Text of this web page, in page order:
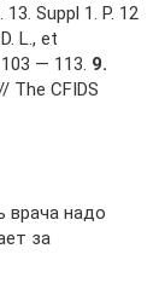
Suppl 1. P. 12
L., et
— 113. 9.
The CFIDS
врача надо
за